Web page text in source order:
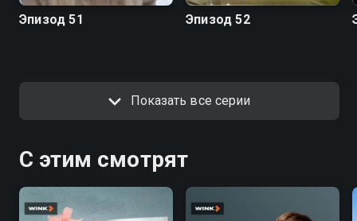
войны 2,0 вы можете совершенно бесплатно в
хорошем HD качестве на Смотрёшке
Эпизод 51 Эпизод 52
Показать все серии
С этим смотрят